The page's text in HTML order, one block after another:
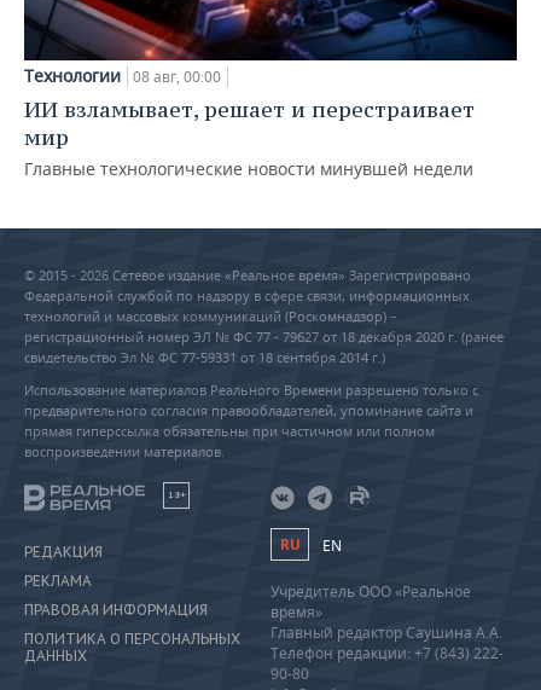
Технологии 08 авг, 00:00
ИИ взламывает, решает и перестраивает
мир
Главные технологические новости минувшей недели
© 2015 - 2026 Сетевое издание «Реальное время» Зарегистрировано
Федеральной службой по надзору в сфере связи, информационных
технологий и массовых коммуникаций (Роскомнадзор) –
регистрационный номер ЭЛ № ФС 77 - 79627 от 18 декабря 2020 г. (ранее
свидетельство Эл № ФС 77-59331 от 18 сентября 2014 г.)
Использование материалов Реального Времени разрешено только с
предварительного согласия правообладателей, упоминание сайта и
прямая гиперссылка обязательны при частичном или полном
воспроизведении материалов.
18+
РЕДАКЦИЯ
РЕКЛАМА
ПРАВОВАЯ ИНФОРМАЦИЯ
ПОЛИТИКА О ПЕРСОНАЛЬНЫХ
ДАННЫХ
RU EN
Учредитель ООО «Реальное
время»
Главный редактор Саушина А.А.
Телефон редакции: +7 (843) 222-
90-80